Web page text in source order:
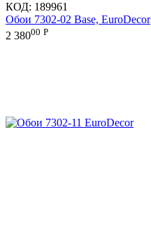
КОД: 189961
Обои 7302-02 Base, EuroDecor
2 38000 Р